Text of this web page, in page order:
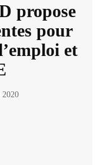
propose
pour
et